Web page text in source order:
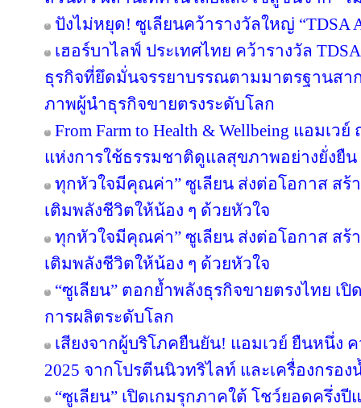
ปังไม่หยุด! ซูเลียนคว้ารางวัลใหญ่ “TDSA
เฮอร์บาไลฟ์ ประเทศไทย คว้ารางวัล
ธุรกิจที่ยึดมั่นจรรยาบรรณตามมาตรฐานสา
ภาพผู้นำธุรกิจขายตรงระดับโลก
From Farm to Health & Wellbeing แอมเ
แห่งการใช้ธรรมชาติดูแลสุขภาพอย่างยั่งยืน
ทุกหัวใจมีคุณค่า” ซูเลียน ส่งต่อโอกาส สร้
เติมพลังชีวิตให้น้อง ๆ ด้วยหัวใจ
ทุกหัวใจมีคุณค่า” ซูเลียน ส่งต่อโอกาส สร้
เติมพลังชีวิตให้น้อง ๆ ด้วยหัวใจ
“ซูเลียน” ตอกย้ำพลังธุรกิจขายตรงไทย เ
การผลิตระดับโลก
เสียงจากผู้บริโภคยืนยัน! แอมเวย์ ยืนหนึ่ง ค
2025 จากโปรตีนนิวทริไลท์ และเครื่องกรอง
“ซูเลียน” เปิดเกมรุกภาคใต้ โชว์ยอดครึ่ง